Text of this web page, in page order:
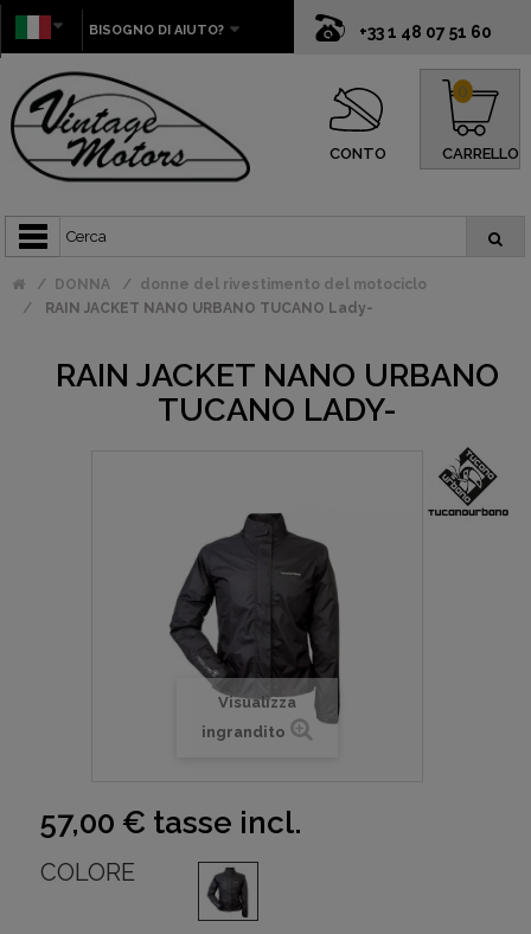
+33 1 48 07 51 60
BISOGNO DI AIUTO?
CONTO CARRELLO
0
DONNA
donne del rivestimento del motociclo
RAIN JACKET NANO URBANO TUCANO Lady-
RAIN JACKET NANO URBANO
TUCANO LADY-
Visualizza
ingrandito
57,00 € tasse incl.
COLORE